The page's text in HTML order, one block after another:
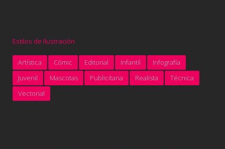
Estilos de Ilustración
Artística Cómic Editorial Infantil
Infografía
Juvenil
Mascotas Publicitaria Realista
Técnica
Vectorial